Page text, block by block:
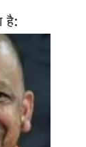
है: